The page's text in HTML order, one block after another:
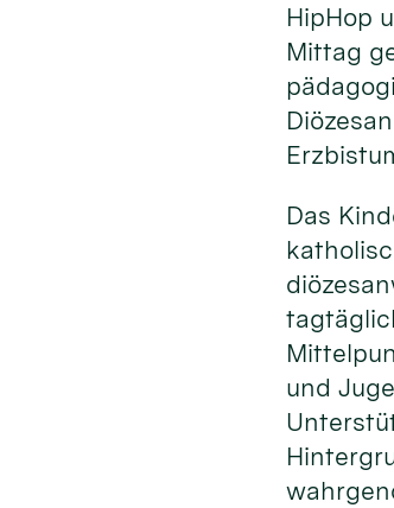
HipHop
Mittag
Das
und